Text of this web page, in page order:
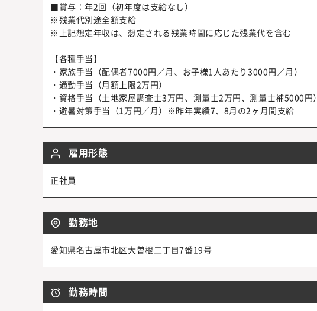
■賞与：年2回（初年度は支給なし）
※残業代別途全額支給
※上記想定年収は、想定される残業時間に応じた残業代を含む
【各種手当】
・家族手当（配偶者7000円／月、お子様1人あたり3000円／月）
・通勤手当（月額上限2万円）
・資格手当（土地家屋調査士3万円、測量士2万円、測量士補5000円）
・避暑対策手当（1万円／月）※昨年実績7、8月の2ヶ月間支給
雇用形態
正社員
勤務地
愛知県名古屋市北区大曽根二丁目7番19号
勤務時間